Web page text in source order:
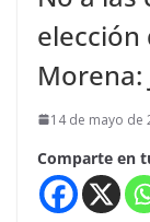
elección
Morena:
14 de mayo de
Comparte en